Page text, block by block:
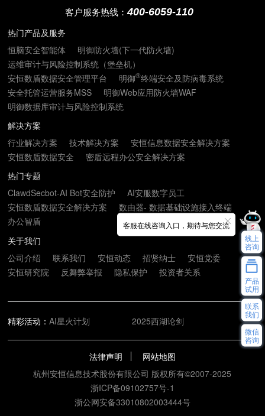
客户服务热线：400-6059-110
热门产品及服务
恒脑安全智能体
明御防火墙(下一代防火墙)
运维审计与风险控制系统（堡垒机）
安恒数盾数据安全管理平台
明御®终端安全及防病毒系统
安全托管运营服务MSS
明御Web应用防火墙WAF
明御数据库审计与风险控制系统
解决方案
行业解决方案
技术解决方案
安恒信息数据安全解决方案
安恒数盾数据安全
密盾远程办公安全解决方案
热门专题
ClawdSecbot-AI Bot安全防护
AI安服数字员工
安恒数盾数据安全解决方案
数由器- 数据基础设施接入终端
办公智盾
关于我们
公司介绍
联系我们 安恒动态 招贤纳士
安恒党委
安恒研究院
反舞弊举报 隐私保护 投资者关系
精彩活动：AI星火计划 2025西湖论剑
法律声明
网站地图
杭州安恒信息技术股份有限公司 版权所有©2007-2025
浙ICP备09102757号-1
浙公网安备33010802003444号
客服在线咨询入口，期待与您交流
线上
咨询
产品
试用
联系
我们
微信
咨询